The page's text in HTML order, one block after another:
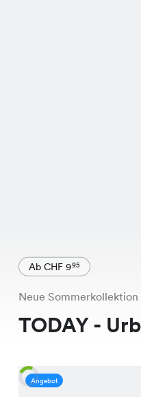
Ab CHF 995
Neue Sommerkollektion
TODAY -
Angebot